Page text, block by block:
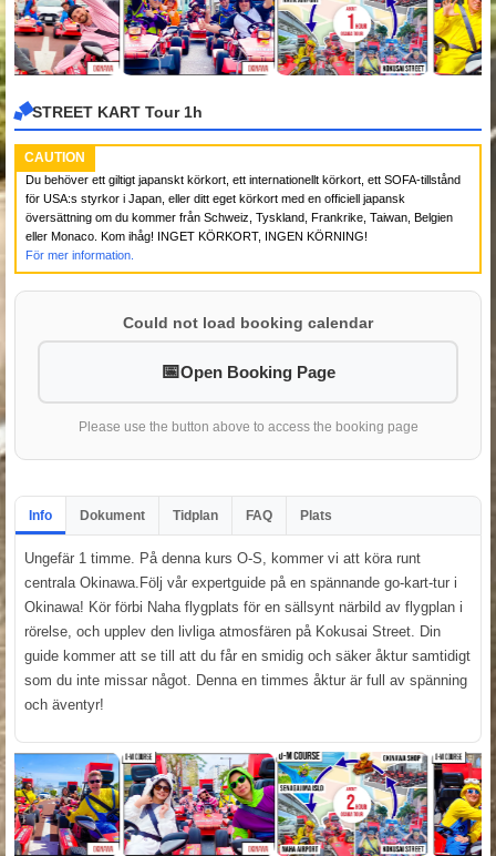
STREET KART Tour 1h
CAUTION
Du behöver ett giltigt japanskt körkort, ett internationellt körkort, ett SOFA-tillstånd
för USA:s styrkor i Japan, eller ditt eget körkort med en officiell japansk
översättning om du kommer från Schweiz, Tyskland, Frankrike, Taiwan, Belgien
eller Monaco. Kom ihåg! INGET KÖRKORT, INGEN KÖRNING!
För mer information.
Could not load booking calendar
Open Booking Page
Please use the button above to access the booking page
Info Dokument Tidplan FAQ Plats
Ungefär 1 timme. På denna kurs O-S, kommer vi att köra runt
centrala Okinawa.Följ vår expertguide på en spännande go-kart-tur i
Okinawa! Kör förbi Naha flygplats för en sällsynt närbild av flygplan i
rörelse, och upplev den livliga atmosfären på Kokusai Street. Din
guide kommer att se till att du får en smidig och säker åktur samtidigt
som du inte missar något. Denna en timmes åktur är full av spänning
och äventyr!